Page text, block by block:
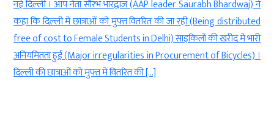
नई दिल्ली । आप नेता सौरभ भारद्वाज (AAP leader Saurabh Bhardwaj) ने
कहा कि दिल्ली में छात्राओं को मुफ्त वितरित की जा रही (Being distributed
free of cost to Female Students in Delhi) साइकिलों की खरीद में भारी
अनियमितता हुई (Major irregularities in Procurement of Bicycles) ।
दिल्ली की छात्राओं को मुफ्त में वितरित की […]